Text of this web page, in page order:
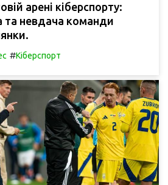
арені кіберспорту:
та невдача команди
#Кіберспорт